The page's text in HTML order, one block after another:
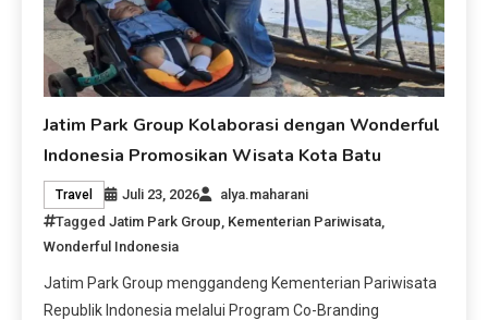
Jatim Park Group Kolaborasi dengan Wonderful
Indonesia Promosikan Wisata Kota Batu
Travel Juli 23, 2026
alya.maharani
TaggedJatim Park Group Kementerian Pariwisata
Wonderful Indonesia
Jatim Park Group menggandeng Kementerian Pariwisata
Republik Indonesia melalui Program Co-Branding